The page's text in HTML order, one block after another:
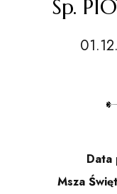
Śp.
Data
Msza